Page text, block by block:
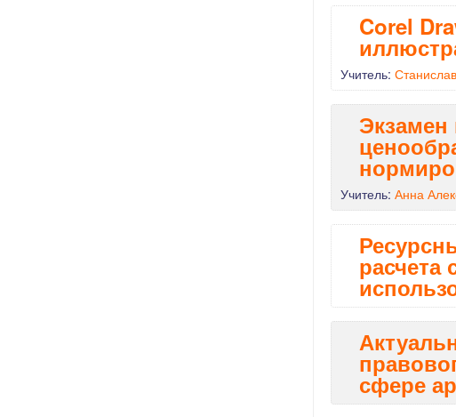
Corel
Учитель:
Экзамен
Учитель: Анна
расчета
сфере